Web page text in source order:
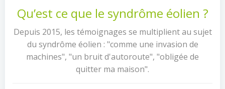
Qu’est ce que le syndrôme éolien ?
Depuis 2015, les témoignages se multiplient au sujet
du syndrôme éolien : "comme une invasion de
machines", "un bruit d'autoroute", "obligée de
quitter ma maison".